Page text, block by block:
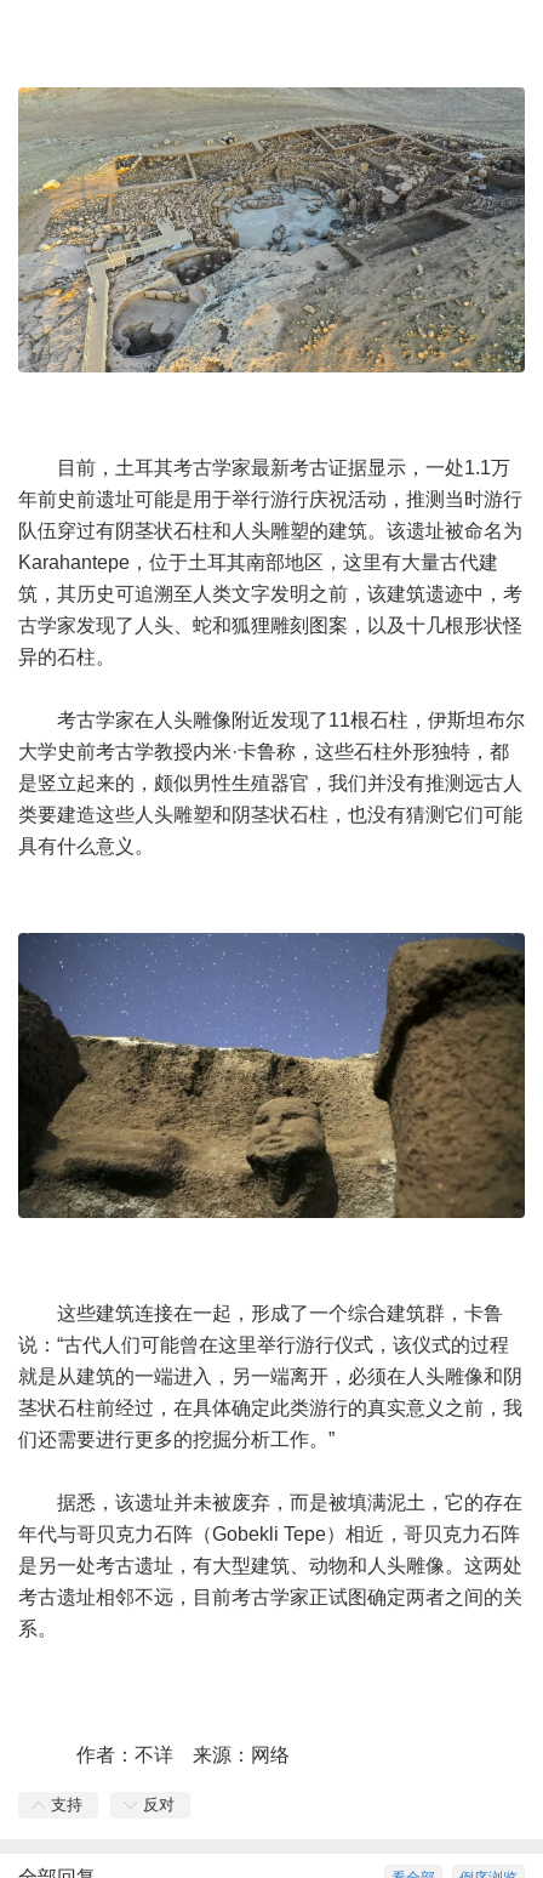
目前，土耳其考古学家最新考古证据显示，一处1.1万
年前史前遗址可能是用于举行游行庆祝活动，推测当时游行
队伍穿过有阴茎状石柱和人头雕塑的建筑。该遗址被命名为
Karahantepe，位于土耳其南部地区，这里有大量古代建
筑，其历史可追溯至人类文字发明之前，该建筑遗迹中，考
古学家发现了人头、蛇和狐狸雕刻图案，以及十几根形状怪
异的石柱。
考古学家在人头雕像附近发现了11根石柱，伊斯坦布尔
大学史前考古学教授内米·卡鲁称，这些石柱外形独特，都
是竖立起来的，颇似男性生殖器官，我们并没有推测远古人
类要建造这些人头雕塑和阴茎状石柱，也没有猜测它们可能
具有什么意义。
这些建筑连接在一起，形成了一个综合建筑群，卡鲁
说：“古代人们可能曾在这里举行游行仪式，该仪式的过程
就是从建筑的一端进入，另一端离开，必须在人头雕像和阴
茎状石柱前经过，在具体确定此类游行的真实意义之前，我
们还需要进行更多的挖掘分析工作。”
据悉，该遗址并未被废弃，而是被填满泥土，它的存在
年代与哥贝克力石阵（Gobekli Tepe）相近，哥贝克力石阵
是另一处考古遗址，有大型建筑、动物和人头雕像。这两处
考古遗址相邻不远，目前考古学家正试图确定两者之间的关
系。
作者：不详 来源：网络
支持 反对